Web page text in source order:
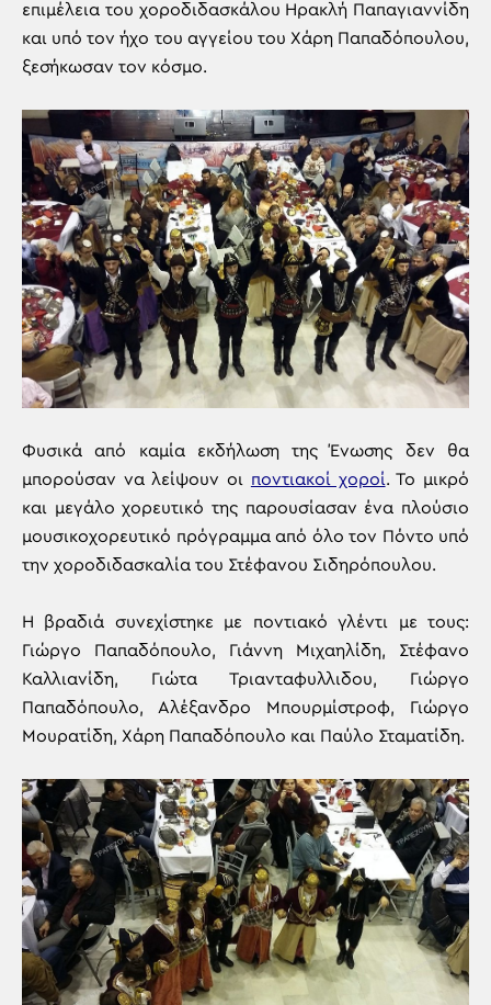
επιμέλεια του χοροδιδασκάλου Ηρακλή Παπαγιαννίδη
και υπό τον ήχο του αγγείου του Χάρη Παπαδόπουλου,
ξεσήκωσαν τον κόσμο.
Φυσικά από καμία εκδήλωση της Ένωσης δεν θα
μπορούσαν να λείψουν οι ποντιακοί χοροί. Το μικρό
και μεγάλο χορευτικό της παρουσίασαν ένα πλούσιο
μουσικοχορευτικό πρόγραμμα από όλο τον Πόντο υπό
την χοροδιδασκαλία του Στέφανου Σιδηρόπουλου.
Η βραδιά συνεχίστηκε με ποντιακό γλέντι με τους:
Γιώργο Παπαδόπουλο, Γιάννη Μιχαηλίδη, Στέφανο
Καλλιανίδη, Γιώτα Τριανταφυλλιδου, Γιώργο
Παπαδόπουλο, Αλέξανδρο Μπουρμίστροφ, Γιώργο
Μουρατίδη, Χάρη Παπαδόπουλο και Παύλο Σταματίδη.